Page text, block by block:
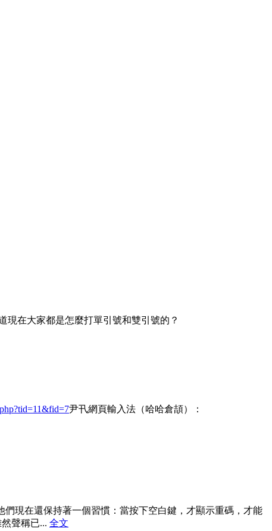
現在大家都是怎麼打單引號和雙引號的？
尹卂網頁輸入法（哈哈倉頡）：
現在還保持著一個習慣：當按下空白鍵，才顯示重碼，才能
聲稱已... 全文